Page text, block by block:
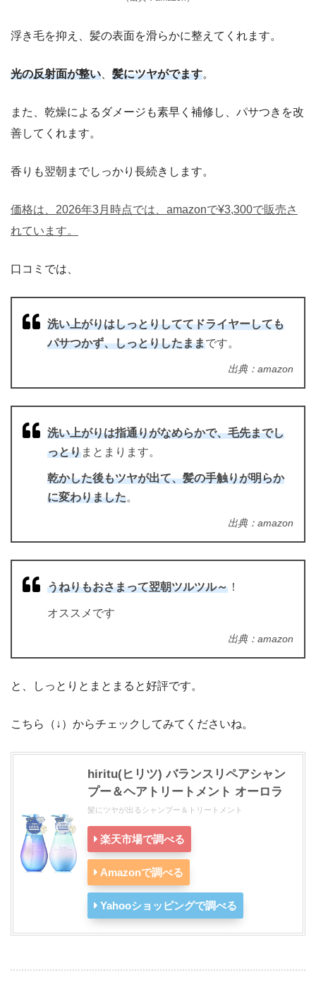
浮き毛を抑え、髪の表面を滑らかに整えてくれます。
光の反射面が整い 髪にツヤがでます。
また、乾燥によるダメージも素早く補修し、パサつきを改
善してくれます。
香りも翌朝までしっかり長続きします。
価格は、2026年3月時点では、amazonで¥3,300で販売さ
れています。
口コミでは、
洗い上がりはしっとりしててドライヤーしても
パサつかず、しっとりしたままです。
出典：amazon
洗い上がりは指通りがなめらかで、毛先までし
っとりまとまります。
乾かした後もツヤが出て、髪の手触りが明らか
に変わりました。
出典：amazon
うねりもおさまって翌朝ツルツル～ ！
オススメです
出典：amazon
と、しっとりとまとまると好評です。
こちら（↓）からチェックしてみてくださいね。
hiritu(ヒリツ) バランスリペアシャン
プー＆ヘアトリートメント オーロラ
髪にツヤが出るシャンプー＆トリートメント
楽天市場で調べる
Amazonで調べる
Yahooショッピングで調べる